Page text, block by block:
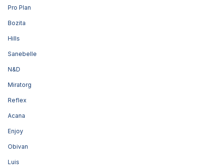
Pro Plan
Bozita
Hills
Sanebelle
N&D
Miratorg
Reflex
Acana
Enjoy
Obivan
Luis